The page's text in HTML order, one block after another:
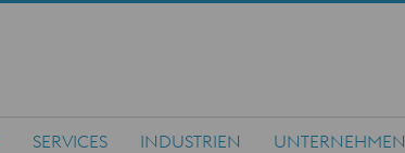
SERVICES INDUSTRIEN UNTERNEHMEN